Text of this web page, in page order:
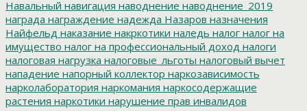
Навальный навигация наводнение наводнение_2019
награда награждение надежда Назаров назначения
Найфельд наказание накркотики наледь налог налог на
имущество налог на профессиональный доход налоги
налоговая нагрузка налоговые_льготы налоговый вычет
нападение напорный коллектор наркозависимость
нарколаборатория наркомания наркосодержащие
растения наркотики нарушение прав инвалидов